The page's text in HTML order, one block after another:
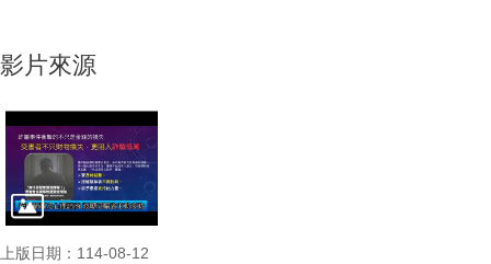
影片來源
上版日期：114-08-12